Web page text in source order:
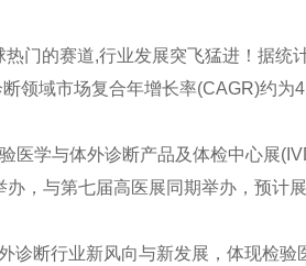
热门的赛道,行业发展突飞猛进！据统
领域市场复合年增长率(CAGR)约为
医学与体外诊断产品及体检中心展
办，与第七届高医展同期举办，预计
诊断行业新风向与新发展，体现检